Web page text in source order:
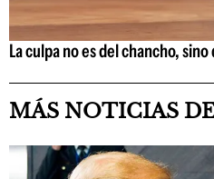
La culpa no es del chancho,
MÁS NOTICIAS